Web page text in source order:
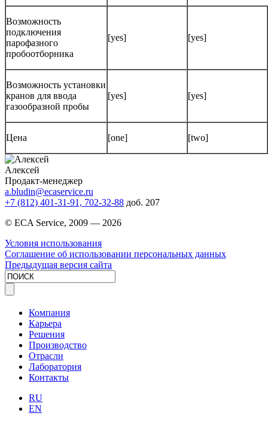
Возможность
подключения
парофазного
пробоотборника
[yes] [yes]
Возможность установки
кранов для ввода
газообразной пробы
[yes] [yes]
Цена [one] [two]
Алексей
Продакт-менеджер
a.bludin@ecaservice.ru
+7 (812) 401-31-91, 702-32-88 доб. 207
© ECA Service, 2009 — 2026
Условия использования
Соглашение об использовании персональных данных
Предыдущая версия сайта
Компания
Карьера
Решения
Производство
Отрасли
Лаборатория
Контакты
RU
EN